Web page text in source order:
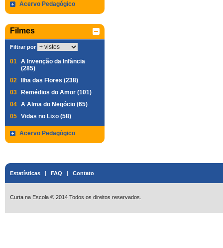
Acervo Pedagógico
Filmes
Filtrar por
01 A Invenção da Infância
(285)
02
Ilha das Flores (238)
03
Remédios do Amor (101)
04 A Alma do Negócio (65)
05 Vidas no Lixo (58)
Acervo Pedagógico
Estatísticas | FAQ | Contato
Curta na Escola © 2014 Todos os direitos reservados.